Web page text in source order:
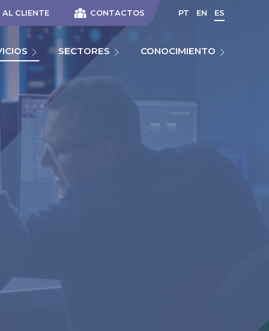
SECTORES CONOCIMIENTO
AL CLIENTE CONTACTOS PT EN ES